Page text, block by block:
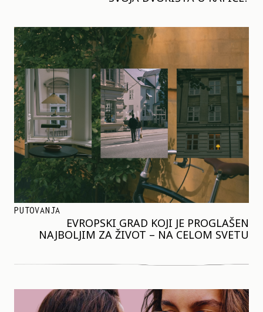
PUTOVANJA
EVROPSKI GRAD KOJI JE PROGLAŠEN
NAJBOLJIM ZA ŽIVOT – NA CELOM SVETU